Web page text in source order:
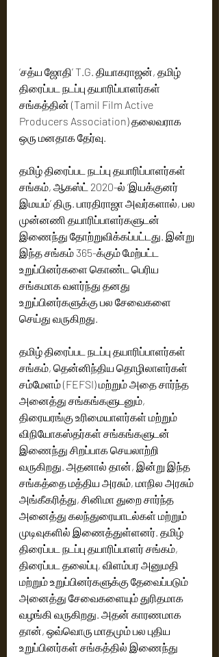
‘சத்ய ஜோதி’ T.G. தியாகராஜன், தமிழ்
திரைப்பட நடப்பு தயாரிப்பாளர்கள்
சங்கத்தின் (Tamil Film Active
Producers Association) தலைவராக
ஒரு மனதாக தேர்வு.
தமிழ் திரைப்பட நடப்பு தயாரிப்பாளர்கள்
சங்கம், ஆகஸ்ட் 2020-ல் ‘இயக்குனர்
இமயம்’ திரு. பாரதிராஜா அவர்களால், பல
முன்னணி தயாரிப்பாளர்களுடன்
இணைந்து தோற்றுவிக்கப்பட்டது. இன்று
இந்த சங்கம் 365-க்கும் மேற்பட்ட
உறுப்பினர்களை கொண்ட பெரிய
சங்கமாக வளர்ந்து தனது
உறுப்பினர்களுக்கு பல சேவைகளை
செய்து வருகிறது.
தமிழ் திரைப்பட நடப்பு தயாரிப்பாளர்கள்
சங்கம், தென்னிந்திய தொழிலாளர்கள்
சம்மேளம் (FEFSI) மற்றும் அதை சார்ந்த
அனைத்து சங்கங்களுடனும்,
திரையரங்கு உரிமையாளர்கள் மற்றும்
விநியோகஸ்தர்கள் சங்கங்களுடன்
இணைந்து சிறப்பாக செயலாற்றி
வருகிறது. அதனால் தான், இன்று இந்த
சங்கத்தை மத்திய அரசும், மாநில அரசும்
அங்கீகரித்து, சினிமா துறை சார்ந்த
அனைத்து கலந்துரையாடல்கள் மற்றும்
முடிவுகளில் இணைத்துள்ளனர். தமிழ்
திரைப்பட நடப்பு தயாரிப்பாளர் சங்கம்,
திரைப்பட தலைப்பு, விளம்பர அனுமதி
மற்றும் உறுப்பினர்களுக்கு தேவைப்படும்
அனைத்து சேவைகளையும் துரிதமாக
வழங்கி வருகிறது. அதன் காரணமாக
தான், ஒவ்வொரு மாதமும் பல புதிய
உறுப்பினர்கள் சங்கத்தில் இணைந்து